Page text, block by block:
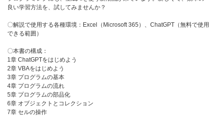
良い学習方法を、試してみませんか？
〇解説で使用する各種環境：Excel（Microsoft 365）、ChatGPT（無料で使用
できる範囲）
〇本書の構成：
1章 ChatGPTをはじめよう
2章 VBAをはじめよう
3章 プログラムの基本
4章 プログラムの流れ
5章 プログラムの部品化
6章 オブジェクトとコレクション
7章 セルの操作